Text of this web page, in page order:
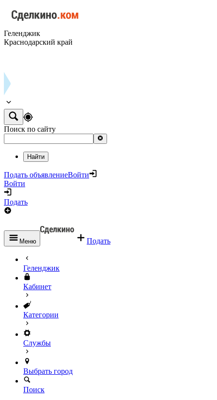
Геленджик
Краснодарский край
Поиск по сайту
Найти
Подать объявлениеВойти
Войти
Подать
Меню Подать
Геленджик
Кабинет
Категории
Службы
Выбрать город
Поиск